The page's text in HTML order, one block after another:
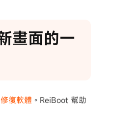
畫面的一
復軟體 。ReiBoot 幫助